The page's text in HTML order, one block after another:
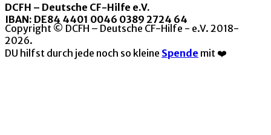
DCFH – Deutsche CF-Hilfe e.V.
IBAN: DE84 4401 0046 0389 2724 64
Copyright © DCFH – Deutsche CF-Hilfe - e.V. 2018-
2026.
DU hilfst durch jede noch so kleine Spende mit ❤️